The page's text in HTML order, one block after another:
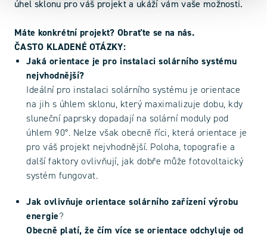
úhel sklonu pro váš projekt a ukáží vám vaše možnosti.
Máte konkrétní projekt? Obraťte se na nás.
ČASTO KLADENÉ OTÁZKY:
Jaká orientace je pro instalaci solárního systému
nejvhodnější?
Ideální pro instalaci solárního systému je orientace
na jih s úhlem sklonu, který maximalizuje dobu, kdy
sluneční paprsky dopadají na solární moduly pod
úhlem 90°. Nelze však obecně říci, která orientace je
pro váš projekt nejvhodnější. Poloha, topografie a
další faktory ovlivňují, jak dobře může fotovoltaický
systém fungovat.
Jak ovlivňuje orientace solárního zařízení výrobu
energie?
Obecně platí, že čím více se orientace odchyluje od